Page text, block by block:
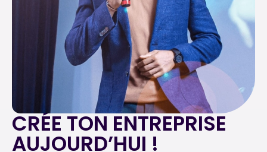
CRÉE TON ENTREPRISE
AUJOURD’HUI !